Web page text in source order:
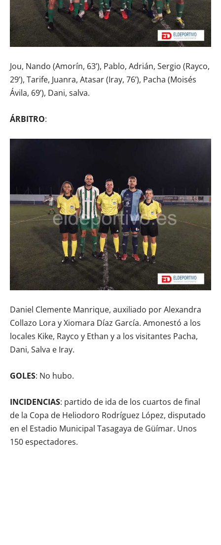
Jou, Nando (Amorín, 63’), Pablo, Adrián, Sergio (Rayco,
29’), Tarife, Juanra, Atasar (Iray, 76’), Pacha (Moisés
Ávila, 69’), Dani, salva.
ÁRBITRO:
Daniel Clemente Manrique, auxiliado por Alexandra
Collazo Lora y Xiomara Díaz García. Amonestó a los
locales Kike, Rayco y Ethan y a los visitantes Pacha,
Dani, Salva e Iray.
GOLES: No hubo.
INCIDENCIAS: partido de ida de los cuartos de final
de la Copa de Heliodoro Rodríguez López, disputado
en el Estadio Municipal Tasagaya de Güímar. Unos
150 espectadores.